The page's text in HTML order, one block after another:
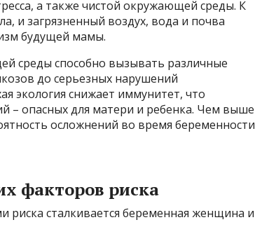
а также чистой окружающей среды. К
и загрязненный воздух, вода и почва
будущей мамы.
среды способно вызывать различные
до серьезных нарушений
экология снижает иммунитет, что
– опасных для матери и ребенка. Чем выше
осложнений во время беременности
факторов риска
сталкивается беременная женщина и